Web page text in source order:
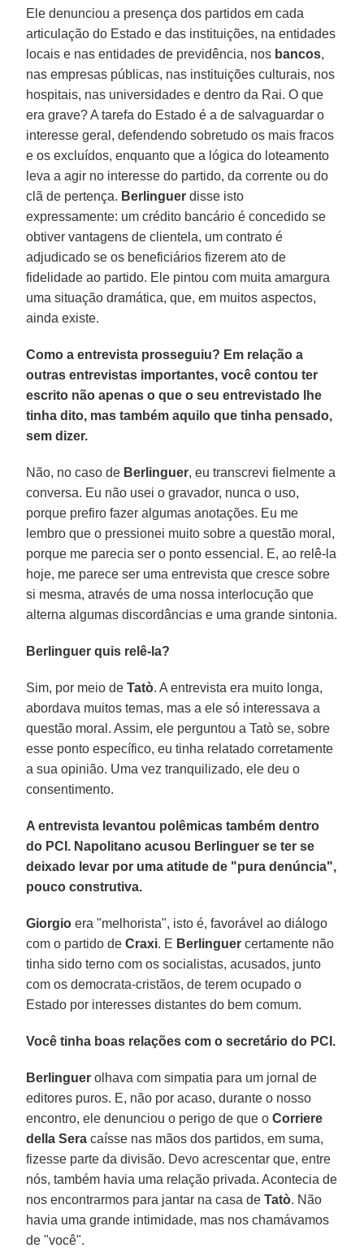
Ele denunciou a presença dos partidos em cada
articulação do Estado e das instituições, na entidades
locais e nas entidades de previdência, nos bancos,
nas empresas públicas, nas instituições culturais, nos
hospitais, nas universidades e dentro da Rai. O que
era grave? A tarefa do Estado é a de salvaguardar o
interesse geral, defendendo sobretudo os mais fracos
e os excluídos, enquanto que a lógica do loteamento
leva a agir no interesse do partido, da corrente ou do
clã de pertença. Berlinguer disse isto
expressamente: um crédito bancário é concedido se
obtiver vantagens de clientela, um contrato é
adjudicado se os beneficiários fizerem ato de
fidelidade ao partido. Ele pintou com muita amargura
uma situação dramática, que, em muitos aspectos,
ainda existe.
Como a entrevista prosseguiu? Em relação a
outras entrevistas importantes, você contou ter
escrito não apenas o que o seu entrevistado lhe
tinha dito, mas também aquilo que tinha pensado,
sem dizer.
Não, no caso de Berlinguer, eu transcrevi fielmente a
conversa. Eu não usei o gravador, nunca o uso,
porque prefiro fazer algumas anotações. Eu me
lembro que o pressionei muito sobre a questão moral,
porque me parecia ser o ponto essencial. E, ao relê-la
hoje, me parece ser uma entrevista que cresce sobre
si mesma, através de uma nossa interlocução que
alterna algumas discordâncias e uma grande sintonia.
Berlinguer quis relê-la?
Sim, por meio deTatò. A entrevista era muito longa,
abordava muitos temas, mas a ele só interessava a
questão moral. Assim, ele perguntou a Tatò se, sobre
esse ponto específico, eu tinha relatado corretamente
a sua opinião. Uma vez tranquilizado, ele deu o
consentimento.
A entrevista levantou polêmicas também dentro
do PCI. Napolitano acusou Berlinguer se ter se
deixado levar por uma atitude de "pura denúncia",
pouco construtiva.
Giorgio era "melhorista", isto é, favorável ao diálogo
com o partido deCraxi. E Berlinguer certamente não
tinha sido terno com os socialistas, acusados, junto
com os democrata-cristãos, de terem ocupado o
Estado por interesses distantes do bem comum.
Você tinha boas relações com o secretário do PCI.
Berlinguer olhava com simpatia para um jornal de
editores puros. E, não por acaso, durante o nosso
encontro, ele denunciou o perigo de que oCorriere
della Sera caísse nas mãos dos partidos, em suma,
fizesse parte da divisão. Devo acrescentar que, entre
nós, também havia uma relação privada. Acontecia de
nos encontrarmos para jantar na casa deTatò. Não
havia uma grande intimidade, mas nos chamávamos
de "você".